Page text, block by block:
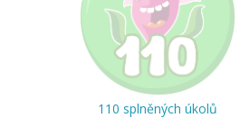
110 splněných úkolů